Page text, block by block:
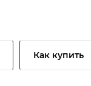
Как купить